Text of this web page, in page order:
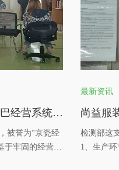
祝贺烟台尚益服装有限公司阿米巴经营系统启动成功
被誉为“京瓷经
于牢固的经营哲
最新资讯
检测部这
1、生产